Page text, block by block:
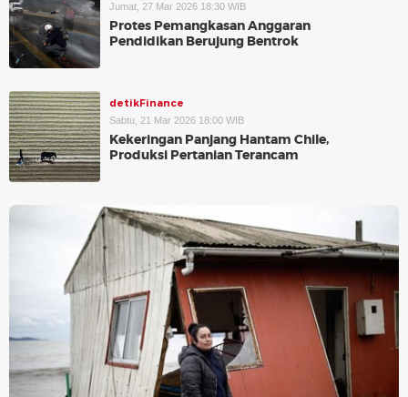
Jumat, 27 Mar 2026 18:30 WIB
Protes Pemangkasan Anggaran
Pendidikan Berujung Bentrok
detikFinance
Sabtu, 21 Mar 2026 18:00 WIB
Kekeringan Panjang Hantam Chile,
Produksi Pertanian Terancam